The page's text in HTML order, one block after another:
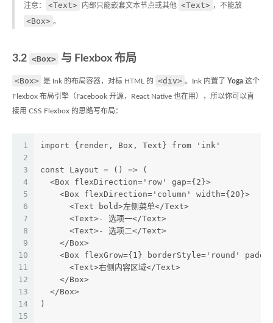
注意： <Text> 内部只能嵌套文本节点或其他 <Text> ，不能放
<Box> 。
3.2 <Box> 与 Flexbox 布局
<Box> 是 Ink 的布局容器，对标 HTML 的 <div> 。Ink 内置了 Yoga 这个
Flexbox 布局引擎（Facebook 开源，React Native 也在用），所以你可以直
接用 CSS Flexbox 的思路写布局：
1
2
3
4
5
6
7
8
9
10
11
12
13
14
15
import {render, Box, Text} from 'ink'
const Layout = () => (
  <Box flexDirection='row' gap={2}>
    <Box flexDirection='column' width={20}>
      <Text bold>左侧菜单</Text>
      <Text>- 选项一</Text>
      <Text>- 选项二</Text>
    </Box>
<Box flexGrow={1} borderStyle='round'
      <Text>右侧内容区域</Text>
    </Box>
  </Box>
)